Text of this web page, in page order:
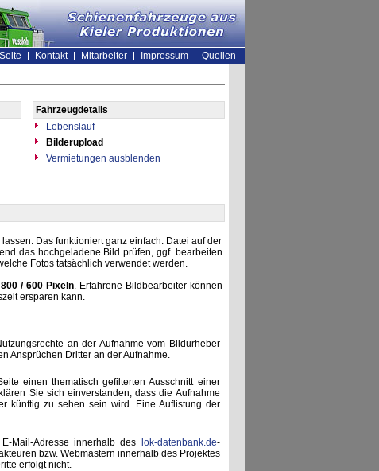
Kontakt Mitarbeiter Impressum
Quellen
Fahrzeugdetails
Lebenslauf
Bilderupload
Vermietungen ausblenden
Das funktioniert ganz einfach: Datei auf der
das hochgeladene Bild prüfen, ggf. bearbeiten
Fotos tatsächlich verwendet werden.
/ 600 Pixeln. Erfahrene Bildbearbeiter können
ersparen kann.
an der Aufnahme vom Bildurheber
Ansprüchen Dritter an der Aufnahme.
einen thematisch gefilterten Ausschnitt einer
Sie sich einverstanden, dass die Aufnahme
künftig zu sehen sein wird. Eine Auflistung der
Mail-Adresse innerhalb des lok-datenbank.de-
bzw. Webmastern innerhalb des Projektes
erfolgt nicht.